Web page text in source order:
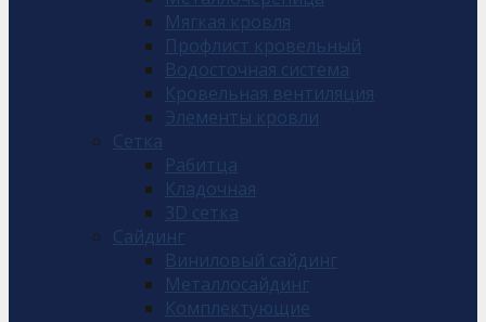
Мягкая кровля
Профлист кровельный
Водосточная система
Кровельная вентиляция
Элементы кровли
Сетка
Рабитца
Кладочная
3D сетка
Сайдинг
Виниловый сайдинг
Металлосайдинг
Комплектующие